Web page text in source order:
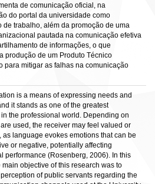
de comunicação oficial, na
do portal da universidade como
de trabalho, além da promoção de uma
pautada na comunicação efetiva
de informações, o que
produção de um Produto Técnico
para mitigar as falhas na comunicação
is a means of expressing needs and
it stands as one of the greatest
the professional world. Depending on
used, the receiver may feel valued or
as language evokes emotions that can be
or negative, potentially affecting
performance (Rosenberg, 2006). In this
main objective of this research was to
of public servants regarding the